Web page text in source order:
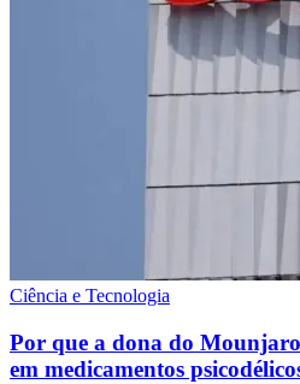
Ciência e Tecnologia
Por que a dona do
em medicamentos